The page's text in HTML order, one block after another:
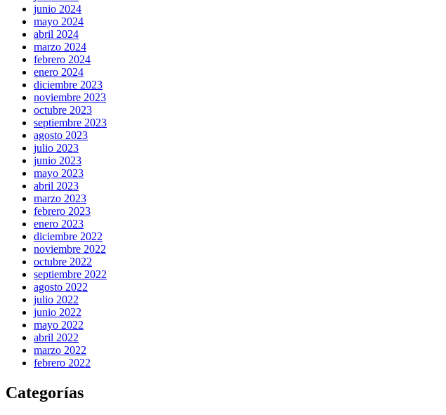
junio 2024
mayo 2024
abril 2024
marzo 2024
febrero 2024
enero 2024
diciembre 2023
noviembre 2023
octubre 2023
septiembre 2023
agosto 2023
julio 2023
junio 2023
mayo 2023
abril 2023
marzo 2023
febrero 2023
enero 2023
diciembre 2022
noviembre 2022
octubre 2022
septiembre 2022
agosto 2022
julio 2022
junio 2022
mayo 2022
abril 2022
marzo 2022
febrero 2022
Categorías